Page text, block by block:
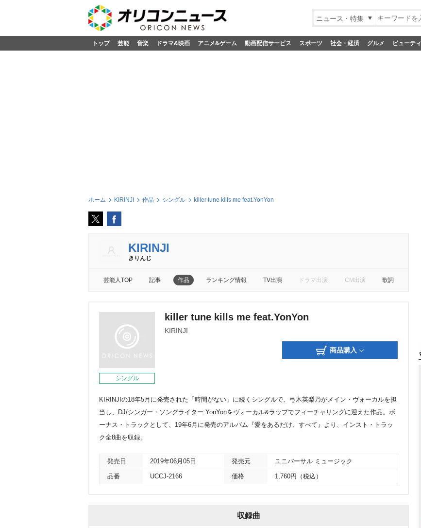
ニュース・特集
トップ 芸能 音楽 ドラマ&映画 アニメ&ゲーム 動画配信サービス スポーツ 社会・経済 グルメ ビューティ
ホーム KIRINJI 作品 シングル killer tune kills me feat.YonYon
KIRINJI
きりんじ
芸能人TOP 記事 作品 ランキング情報 TV出演 ドラマ出演 CM出演 歌詞
シングル
killer tune kills me feat.YonYon
KIRINJI
商品購入
KIRINJIの18年5月に発売された「時間がない」に続くシングルで、弓木英梨乃がメイン・ヴォーカルを担
当し、DJ/シンガー・ソングライター:YonYonをヴォーカル&ラップでフィーチャリングに迎えた作品。ボ
ーナス・トラックとして、19年6月に発売のアルバム『愛をあるだけ、すべて』より、インスト・トラッ
ク全8曲を収録。
発売日 2019年06月05日 発売元 ユニバーサル ミュージック
品番 UCCJ-2166 価格 1,760円（税込）
収録曲